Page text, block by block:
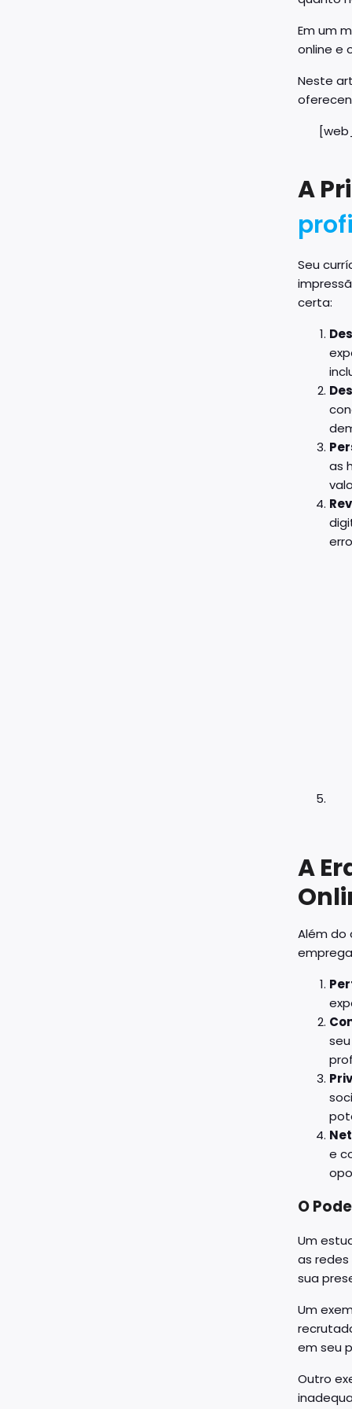
Em um
online e
Neste
A
Seu
certa:
as
A
Além do
e
O
Um
as
sua
Um
em seu
Outro